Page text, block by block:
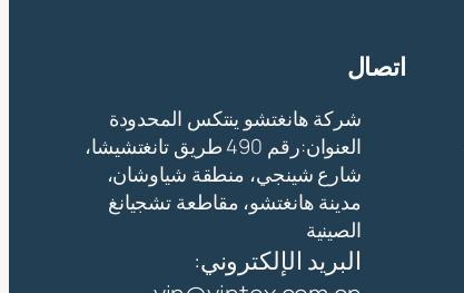
اتصال
شركة هانغتشو ينتكس المحدودة
العنوان:رقم 490 طريق تانغتشيشا،
شارع شينجي، منطقة شياوشان،
مدينة هانغتشو، مقاطعة تشجيانغ
الصينية
البريد الإلكتروني: